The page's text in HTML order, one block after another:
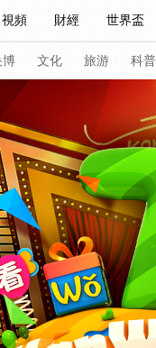
視頻 財經 世界盃
央視快評 習式妙語
微視頻 主持人
博 文化 旅游 科普
秧紀錄 紀錄片網
軍事 科技
天天學習 習式妙語
播中國 熊貓頻道
中國 新兵請入列